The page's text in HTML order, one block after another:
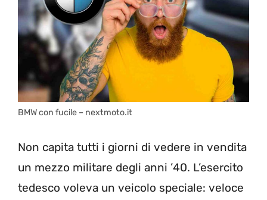
BMW con fucile – nextmoto.it
Non capita tutti i giorni di vedere in vendita
un mezzo militare degli anni ’40. L’esercito
tedesco voleva un veicolo speciale: veloce